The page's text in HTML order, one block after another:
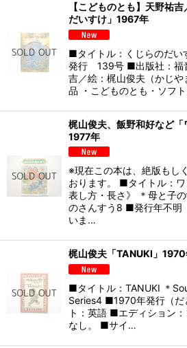
【こどものとも】天野祐
だいすけ」1967年
■タイトル：くじらのだ
発行 139号 ■出版社：福
吉／絵：梶山俊夫（かじ
品 ・こどものとも・ソフ
梶山俊夫、飯野和好など
1977年
※現在この本は、絶版もし
おります。 ■タイトル：
表し方・長さ》 ＊母と子
のさんすう8 ■発行年不
いま…
梶山俊夫「TANUKI」
■タイトル：TANUKI ＊
Series4 ■1970年発行（
ト：英語 ■エディション
なし。 ■サイ…